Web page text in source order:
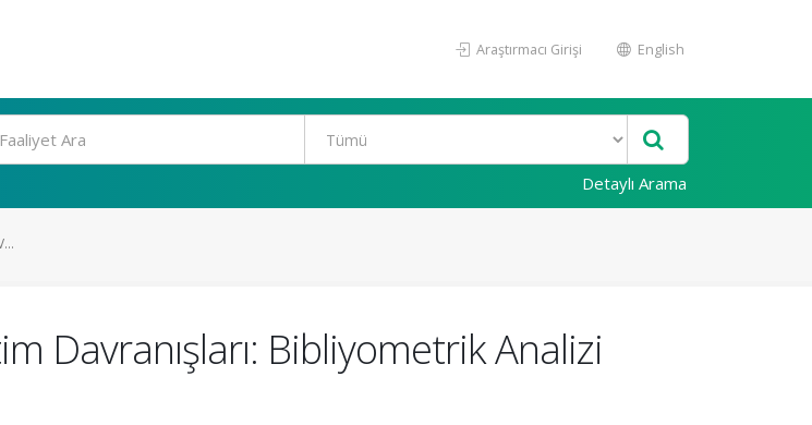
Araştırmacı Girişi English
Detaylı Arama
Davranışları: Bibliyometrik Analizi